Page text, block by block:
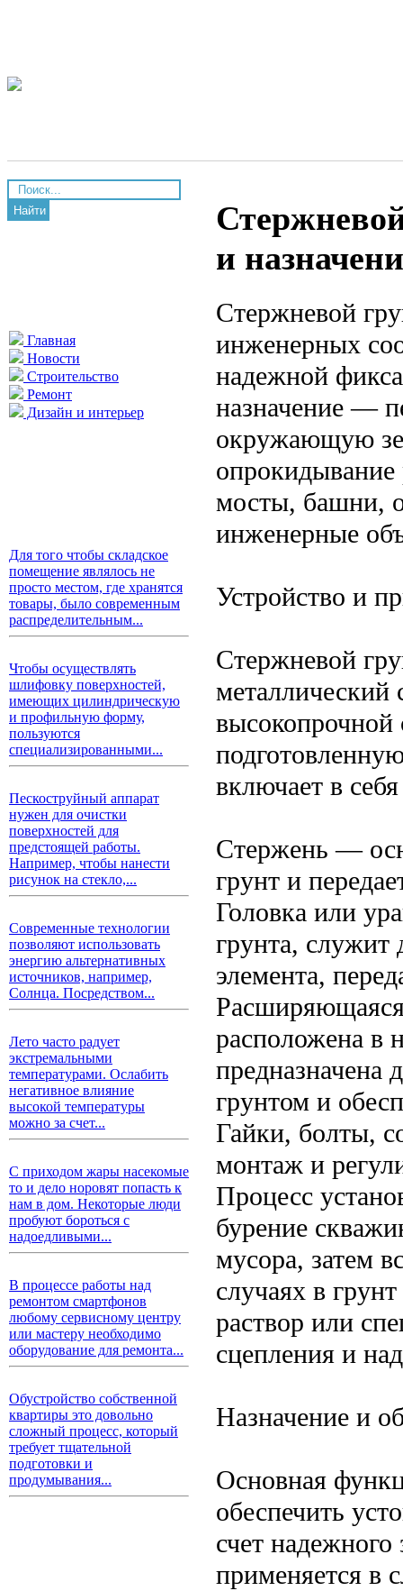
Найти
Главная
Новости
Строительство
Ремонт
Дизайн и интерьер
Для того чтобы складское
помещение являлось не
просто местом, где хранятся
товары, было современным
распределительным...
Чтобы осуществлять
шлифовку поверхностей,
имеющих цилиндрическую
и профильную форму,
пользуются
специализированными...
Пескоструйный аппарат
нужен для очистки
поверхностей для
предстоящей работы.
Например, чтобы нанести
рисунок на стекло,...
Современные технологии
позволяют использовать
энергию альтернативных
источников, например,
Солнца. Посредством...
Лето часто радует
экстремальными
температурами. Ослабить
негативное влияние
высокой температуры
можно за счет...
С приходом жары насекомые
то и дело норовят попасть к
нам в дом. Некоторые люди
пробуют бороться с
надоедливыми...
В процессе работы над
ремонтом смартфонов
любому сервисному центру
или мастеру необходимо
оборудование для ремонта...
Обустройство собственной
квартиры это довольно
сложный процесс, который
требует тщательной
подготовки и
продумывания...
и
Стержневой
инженерных
надежной
назначение —
окружающую
опрокидывание
мосты, башни,
инженерные
Устройство и
Стержневой
высокопрочной
включает в
Стержень —
грунт и
Головка или
грунта, служит
элемента,
расположена в
предназначена
грунтом и
Гайки, болты,
монтаж и
Процесс
бурение
мусора, затем
случаях в
раствор или
сцепления и
Назначение и
Основная
обеспечить
счет
применяется в